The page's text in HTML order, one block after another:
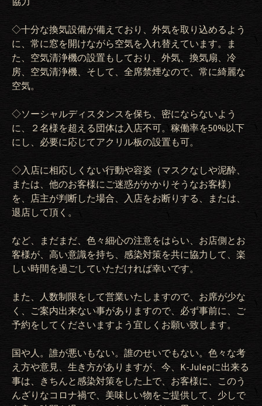
◇十分な換気設備が備えており、外気を取り込めるよう
に、常に窓を開けながら空気を入れ替えています。ま
た、空気清浄機の設置もしており、外気、換気扇、冷
房、空気清浄機、そして、全席禁煙なので、常に綺麗な
空気。
◇ソーシャルディスタンスを保ち、密にならないよう
に、２名様を超える団体は入店不可。稼働率を50%以下
にし、必要に応じてアクリル板の設置も可。
◇入店に相応しくない行動や容姿（マスクなしや泥酔、
または、他のお客様にご迷惑がかかりそうなお客様）
を、店主が判断した場合、入店をお断りする、または、
退店して頂く。
など、まだまだ、色々細心の注意をはらい、お店側とお
客様が、高い意識を持ち、感染対策を共に協力して、楽
しい時間を過ごしていただければ幸いです。
また、人数制限をして営業いたしますので、お席が少な
く、ご案内出来ない事がありますので、必ず事前に、ご
予約をしてくださいますよう宜しくお願い致します。
国や人。誰が悪いもない。誰のせいでもない。色々な考
え方や意見、生き方がありますが、今、 K-Julepに出来る
事は、きちんと感染対策をした上で、お客様に、このう
んざりなコロナ禍で、美味しい物をご提供して、少しで